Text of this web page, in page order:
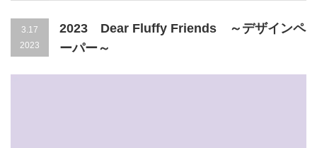
3.17
2023
2023 Dear Fluffy Friends ～デザインペ
ーパー～